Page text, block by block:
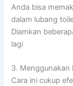
Anda bisa
dalam lubang
Diamkan
lagi
3. Menggunakan
Cara ini cukup